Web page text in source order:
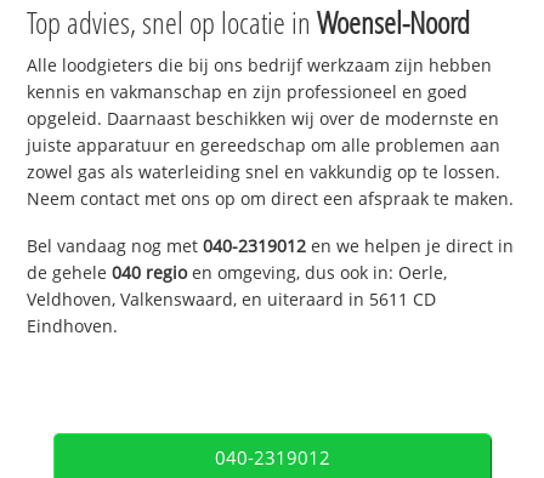
Top advies, snel op locatie inWoensel-Noord
Alle loodgieters die bij ons bedrijf werkzaam zijn hebben
kennis en vakmanschap en zijn professioneel en goed
opgeleid. Daarnaast beschikken wij over de modernste en
juiste apparatuur en gereedschap om alle problemen aan
zowel gas als waterleiding snel en vakkundig op te lossen.
Neem contact met ons op om direct een afspraak te maken.
Bel vandaag nog met040-2319012 en we helpen je direct in
de gehele040 regioen omgeving, dus ook in: Oerle,
Veldhoven, Valkenswaard, en uiteraard in 5611 CD
Eindhoven.
040-2319012